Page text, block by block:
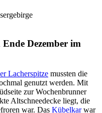
Dezember im
Lacherspitze mussten die
genutzt werden. Mit
zur Wochenbrunner
Altschneedecke liegt, die
war. Das Kübelkarwar